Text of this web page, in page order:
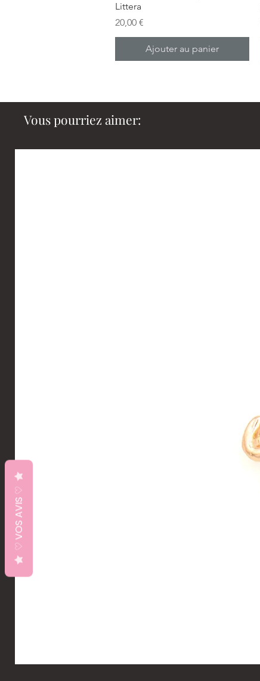
Littera
Prix
20,00 €
Ajouter au panier
Vous pourriez aimer:
♡ VOS AVIS ♡